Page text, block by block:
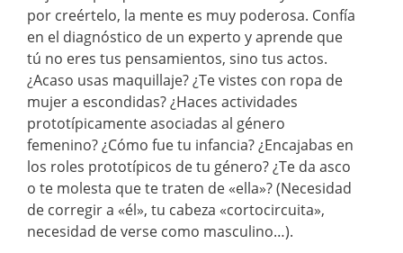
por creértelo, la mente es muy poderosa. Confía
en el diagnóstico de un experto y aprende que
tú no eres tus pensamientos, sino tus actos.
¿Acaso usas maquillaje? ¿Te vistes con ropa de
mujer a escondidas? ¿Haces actividades
prototípicamente asociadas al género
femenino? ¿Cómo fue tu infancia? ¿Encajabas en
los roles prototípicos de tu género? ¿Te da asco
o te molesta que te traten de «ella»? (Necesidad
de corregir a «él», tu cabeza «cortocircuita»,
necesidad de verse como masculino…).